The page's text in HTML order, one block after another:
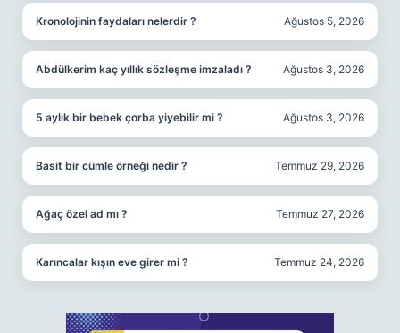
Kronolojinin faydaları nelerdir ? Ağustos 5, 2026
Abdülkerim kaç yıllık sözleşme imzaladı ? Ağustos 3, 2026
5 aylık bir bebek çorba yiyebilir mi ? Ağustos 3, 2026
Basit bir cümle örneği nedir ? Temmuz 29, 2026
Ağaç özel ad mı ? Temmuz 27, 2026
Karıncalar kışın eve girer mi ? Temmuz 24, 2026